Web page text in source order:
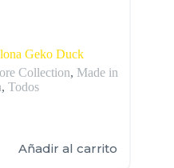
Geko Duck
Collection, Made in
, Todos
Añadir al carrito